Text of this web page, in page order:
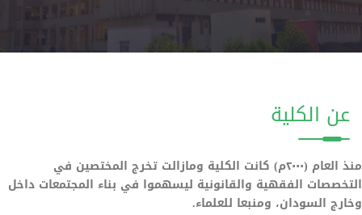
عن الكلية
منذ العام (٢٠٠٠م) كانت الكلية ومازالت تخرج المختصين في
التخصصات الفقهية والقانونية ليسهموا في بناء المجتمعات داخل
وخارج السودان، ومنبعا للعلماء.